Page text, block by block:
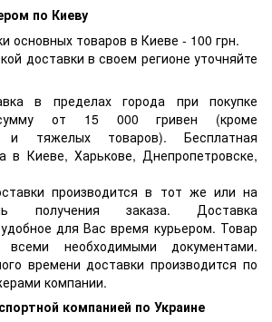
по Киеву
основных товаров в Киеве - 100 грн.
доставки в своем регионе уточняйте
в пределах города при покупке
от 15 000 гривен (кроме
и тяжелых товаров). Бесплатная
в Киеве, Харькове, Днепропетровске,
производится в тот же или на
получения заказа. Доставка
для Вас время курьером. Товар
всеми необходимыми документами.
времени доставки производится по
компании.
компанией по Украине